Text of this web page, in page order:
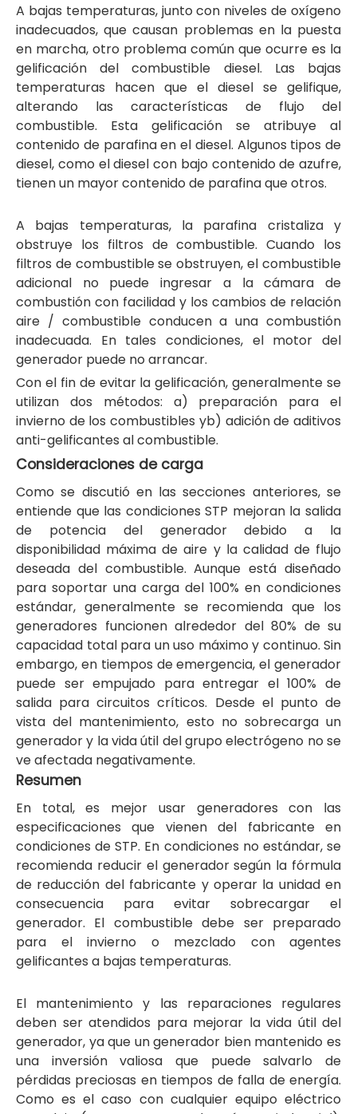
A bajas temperaturas, junto con niveles de oxígeno
inadecuados, que causan problemas en la puesta
en marcha, otro problema común que ocurre es la
gelificación del combustible diesel. Las bajas
temperaturas hacen que el diesel se gelifique,
alterando las características de flujo del
combustible. Esta gelificación se atribuye al
contenido de parafina en el diesel. Algunos tipos de
diesel, como el diesel con bajo contenido de azufre,
tienen un mayor contenido de parafina que otros.
A bajas temperaturas, la parafina cristaliza y
obstruye los filtros de combustible. Cuando los
filtros de combustible se obstruyen, el combustible
adicional no puede ingresar a la cámara de
combustión con facilidad y los cambios de relación
aire / combustible conducen a una combustión
inadecuada. En tales condiciones, el motor del
generador puede no arrancar.
Con el fin de evitar la gelificación, generalmente se
utilizan dos métodos: a) preparación para el
invierno de los combustibles yb) adición de aditivos
anti-gelificantes al combustible.
Consideraciones de carga
Como se discutió en las secciones anteriores, se
entiende que las condiciones STP mejoran la salida
de potencia del generador debido a la
disponibilidad máxima de aire y la calidad de flujo
deseada del combustible. Aunque está diseñado
para soportar una carga del 100% en condiciones
estándar, generalmente se recomienda que los
generadores funcionen alrededor del 80% de su
capacidad total para un uso máximo y continuo. Sin
embargo, en tiempos de emergencia, el generador
puede ser empujado para entregar el 100% de
salida para circuitos críticos. Desde el punto de
vista del mantenimiento, esto no sobrecarga un
generador y la vida útil del grupo electrógeno no se
ve afectada negativamente.
Resumen
En total, es mejor usar generadores con las
especificaciones que vienen del fabricante en
condiciones de STP. En condiciones no estándar, se
recomienda reducir el generador según la fórmula
de reducción del fabricante y operar la unidad en
consecuencia para evitar sobrecargar el
generador. El combustible debe ser preparado
para el invierno o mezclado con agentes
gelificantes a bajas temperaturas.
El mantenimiento y las reparaciones regulares
deben ser atendidos para mejorar la vida útil del
generador, ya que un generador bien mantenido es
una inversión valiosa que puede salvarlo de
pérdidas preciosas en tiempos de falla de energía.
Como es el caso con cualquier equipo eléctrico